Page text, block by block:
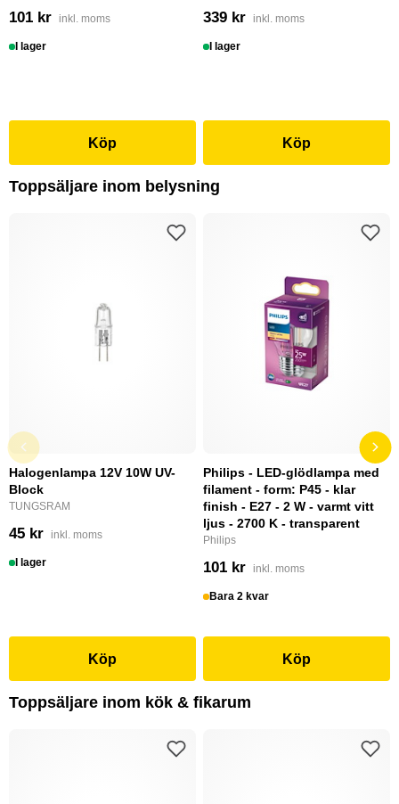
101 kr inkl. moms
I lager
Köp
339 kr inkl. moms
I lager
Köp
Toppsäljare inom belysning
Halogenlampa 12V 10W UV-
Block
TUNGSRAM
45 kr inkl. moms
I lager
Köp
Philips - LED-glödlampa med
filament - form: P45 - klar
finish - E27 - 2 W - varmt vitt
ljus - 2700 K - transparent
Philips
101 kr inkl. moms
Bara 2 kvar
Köp
Toppsäljare inom kök & fikarum